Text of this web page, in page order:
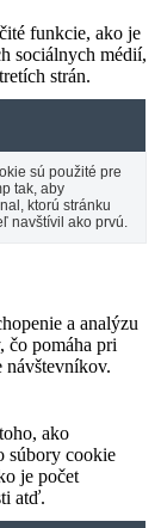
funkcie, ako je
sociálnych médií,
strán.
sú použité pre
tak, aby
ktorú stránku
navštívil ako prvú.
a analýzu
pomáha pri
návštevníkov.
ako
súbory cookie
je počet
atď.